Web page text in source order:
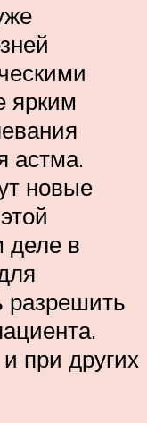
ярким
астма.
новые
деле в
разрешить
при других